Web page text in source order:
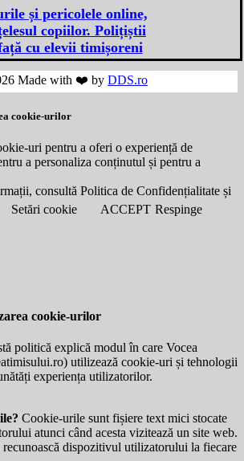
și pericolele online,
copiilor. Polițiștii
cu elevii timișoreni
Made with ❤️ by DDS.ro
cookie-urilor
uri pentru a oferi o experiență de
a personaliza conținutul și pentru a
consultă Politica de Confidențialitate și
Setări cookie ACCEPT Respinge
cookie-urilor
politică explică modul în care Vocea
) utilizează cookie-uri și tehnologii
experiența utilizatorilor.
Cookie-urile sunt fișiere text mici stocate
atunci când acesta vizitează un site web.
dispozitivul utilizatorului la fiecare